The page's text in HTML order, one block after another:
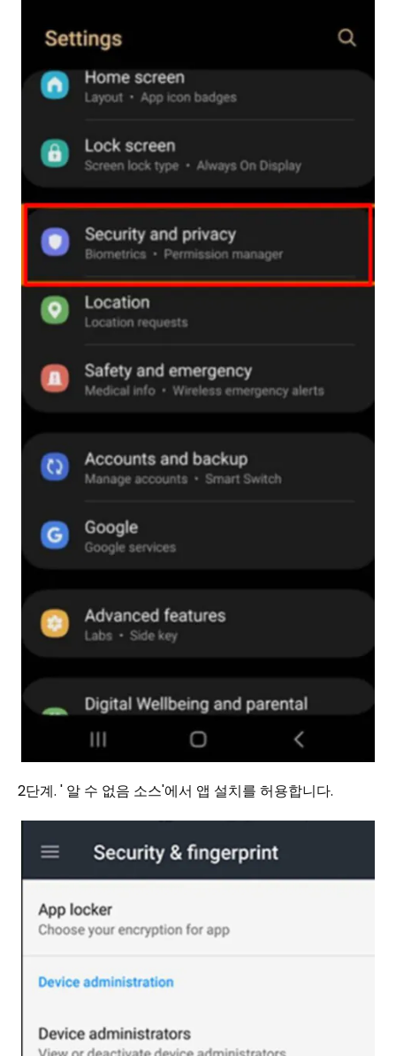
2단계. ' 알 수 없음 소스'에서 앱 설치를 허용합니다.